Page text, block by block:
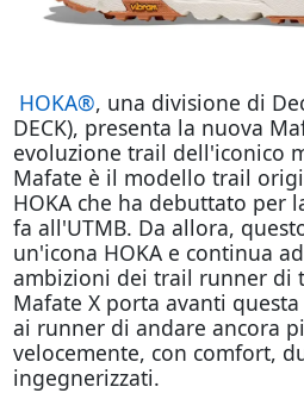
HOKA®, una divisione di
DECK), presenta la nuova
evoluzione trail dell'iconico
Mafate è il modello trail
HOKA che ha debuttato per
fa all'UTMB. Da allora,
un'icona HOKA e continua
ambizioni dei trail runner di
Mafate X porta avanti
ai runner di andare ancora
velocemente, con comfort,
ingegnerizzati.